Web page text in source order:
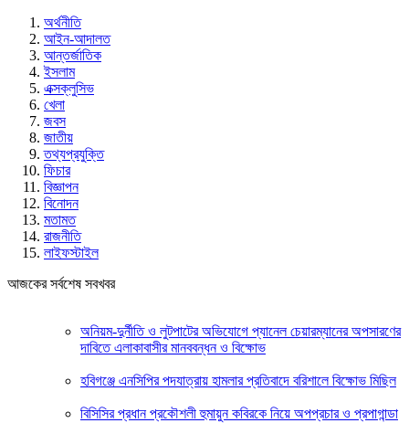
অর্থনীতি
আইন-আদালত
আন্তর্জাতিক
ইসলাম
এক্সক্লুসিভ
খেলা
জবস
জাতীয়
তথ্যপ্রযুক্তি
ফিচার
বিজ্ঞাপন
বিনোদন
মতামত
রাজনীতি
লাইফস্টাইল
আজকের সর্বশেষ সবখবর
অনিয়ম-দুর্নীতি ও লুটপাটের অভিযোগে প্যানেল চেয়ারম্যানের অপসারণের
দাবিতে এলাকাবাসীর মানববন্ধন ও বিক্ষোভ
হবিগঞ্জে এনসিপির পদযাত্রায় হামলার প্রতিবাদে বরিশালে বিক্ষোভ মিছিল
বিসিসির প্রধান প্রকৌশলী হুমায়ুন কবিরকে নিয়ে অপপ্রচার ও প্রপাগান্ডা